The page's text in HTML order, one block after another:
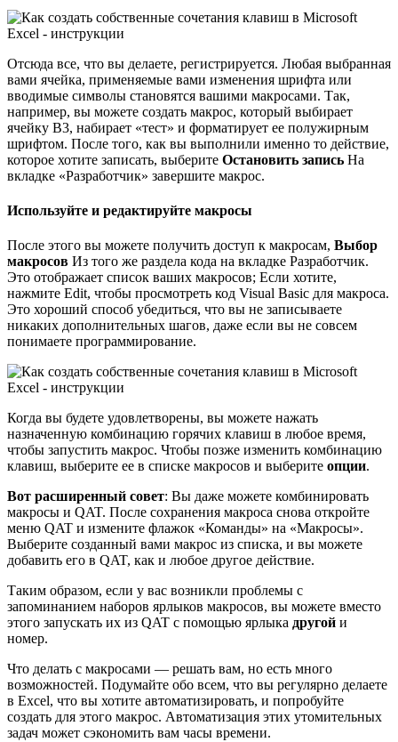
Отсюда все, что вы делаете, регистрируется. Любая выбранная
вами ячейка, применяемые вами изменения шрифта или
вводимые символы становятся вашими макросами. Так,
например, вы можете создать макрос, который выбирает
ячейку B3, набирает «тест» и форматирует ее полужирным
шрифтом. После того, как вы выполнили именно то действие,
которое хотите записать, выберите Остановить запись На
вкладке «Разработчик» завершите макрос.
Используйте и редактируйте макросы
После этого вы можете получить доступ к макросам, Выбор
макросов Из того же раздела кода на вкладке Разработчик.
Это отображает список ваших макросов; Если хотите,
нажмите Edit, чтобы просмотреть код Visual Basic для макроса.
Это хороший способ убедиться, что вы не записываете
никаких дополнительных шагов, даже если вы не совсем
понимаете программирование.
Когда вы будете удовлетворены, вы можете нажать
назначенную комбинацию горячих клавиш в любое время,
чтобы запустить макрос. Чтобы позже изменить комбинацию
клавиш, выберите ее в списке макросов и выберите опции.
Вот расширенный совет: Вы даже можете комбинировать
макросы и QAT. После сохранения макроса снова откройте
меню QAT и измените флажок «Команды» на «Макросы».
Выберите созданный вами макрос из списка, и вы можете
добавить его в QAT, как и любое другое действие.
Таким образом, если у вас возникли проблемы с
запоминанием наборов ярлыков макросов, вы можете вместо
этого запускать их из QAT с помощью ярлыка другой и
номер.
Что делать с макросами — решать вам, но есть много
возможностей. Подумайте обо всем, что вы регулярно делаете
в Excel, что вы хотите автоматизировать, и попробуйте
создать для этого макрос. Автоматизация этих утомительных
задач может сэкономить вам часы времени.